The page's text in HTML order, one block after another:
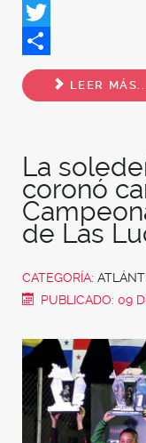
Facebook
Twitter
Share
LEER
La
coronó
de Las
CATEGORÍA:
PUBLICADO: 09